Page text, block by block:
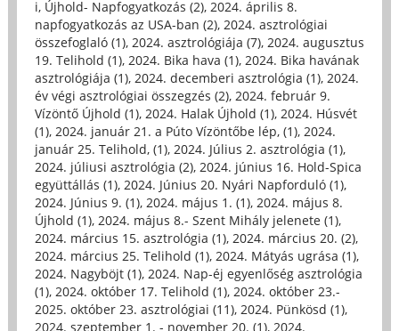
i, Újhold- Napfogyatkozás (2), 2024. április 8.
napfogyatkozás az USA-ban (2), 2024. asztrológiai
összefoglaló (1), 2024. asztrológiája (7), 2024. augusztus
19. Telihold (1), 2024. Bika hava (1), 2024. Bika havának
asztrológiája (1), 2024. decemberi asztrológia (1), 2024.
év végi asztrológiai összegzés (2), 2024. február 9.
Vízöntő Újhold (1), 2024. Halak Újhold (1), 2024. Húsvét
(1), 2024. január 21. a Púto Vízöntőbe lép, (1), 2024.
január 25. Telihold, (1), 2024. Július 2. asztrológia (1),
2024. júliusi asztrológia (2), 2024. június 16. Hold-Spica
együttállás (1), 2024. Június 20. Nyári Napforduló (1),
2024. Június 9. (1), 2024. május 1. (1), 2024. május 8.
Újhold (1), 2024. május 8.- Szent Mihály jelenete (1),
2024. március 15. asztrológia (1), 2024. március 20. (2),
2024. március 25. Telihold (1), 2024. Mátyás ugrása (1),
2024. Nagyböjt (1), 2024. Nap-éj egyenlőség asztrológia
(1), 2024. október 17. Telihold (1), 2024. október 23.-
2025. október 23. asztrológiai (11), 2024. Pünkösd (1),
2024. szeptember 1. - november 20. (1), 2024.